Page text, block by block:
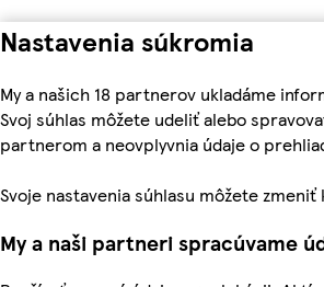
Nastavenia súkromia
My a našich 18 partnerov ukladáme
Svoj súhlas môžete udeliť alebo
partnerom a neovplyvnia údaje o
Svoje nastavenia súhlasu môžete
My a naši partneri spracúvame